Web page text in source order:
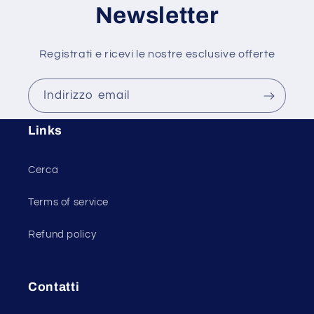
Newsletter
Registrati e ricevi le nostre esclusive offerte
Indirizzo email
Links
Cerca
Terms of service
Refund policy
Contatti